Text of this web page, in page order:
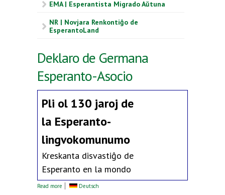
EMA | Esperantista Migrado Aŭtuna
NR | Novjara Renkontiĝo de
EsperantoLand
Deklaro de Germana
Esperanto-Asocio
Pli ol 130 jaroj de
la Esperanto-
lingvokomunumo
Kreskanta disvastiĝo de
Esperanto en la mondo
Read more about Deklaro de Germana Esperanto-Asocio
Deutsch